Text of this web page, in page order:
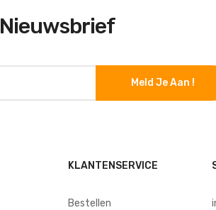
Nieuwsbrief
Meld Je Aan !
KLANTENSERVICE
Bestellen